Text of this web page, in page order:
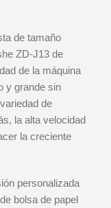
de tamaño
ZD-J13 de
de la máquina
y grande sin
de
la alta velocidad
la creciente
personalizada
bolsa de papel